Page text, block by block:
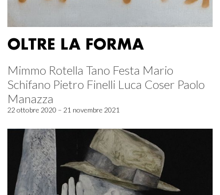
OLTRE LA FORMA
Mimmo Rotella Tano Festa Mario
Schifano Pietro Finelli Luca Coser Paolo
Manazza
22 ottobre 2020 – 21 novembre 2021